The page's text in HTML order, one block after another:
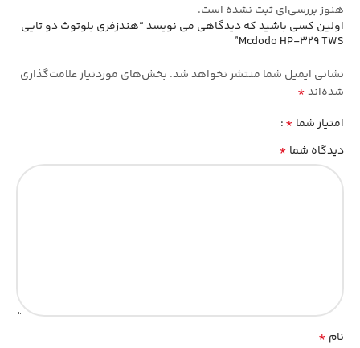
هنوز بررسی‌ای ثبت نشده است.
اولین کسی باشید که دیدگاهی می نویسد “هندزفری بلوتوث دو تایی
Mcdodo HP-329 TWS”
نشانی ایمیل شما منتشر نخواهد شد. بخش‌های موردنیاز علامت‌گذاری
شده‌اند*
امتیاز شما *
دیدگاه شما *
نام *